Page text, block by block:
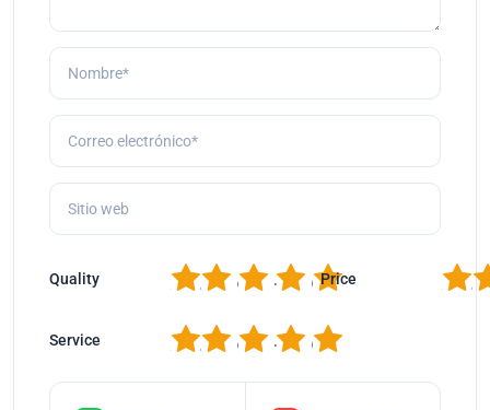
Quality 5
4
3
2 Price 2
Service 5
4
3
2